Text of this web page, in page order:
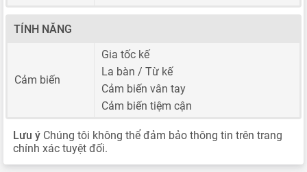
TÍNH NĂNG
Cảm biến
Gia tốc kế
La bàn / Từ kế
Cảm biến vân tay
Cảm biến tiệm cận
Lưu ý Chúng tôi không thể đảm bảo thông tin trên trang
chính xác tuyệt đối.